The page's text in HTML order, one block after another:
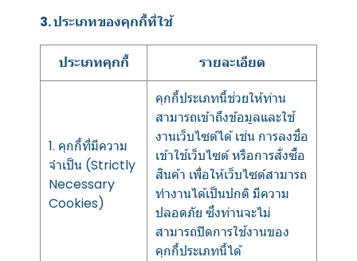
3. ประเภทของคุกกี้ที่ใช้
ประเภทคุกกี้ รายละเอียด
1. คุกกี้ที่มีความ
จำเป็น (Strictly
Necessary
Cookies)
คุกกี้ประเภทนี้ช่วยให้ท่าน
สามารถเข้าถึงข้อมูลและใช้
งานเว็บไซต์ได้ เช่น การลงชื่อ
เข้าใช้เว็บไซต์ หรือการสั่งซื้อ
สินค้า เพื่อให้เว็บไซต์สามารถ
ทำงานได้เป็นปกติ มีความ
ปลอดภัย ซึ่งท่านจะไม่
สามารถปิดการใช้งานของ
คุกกี้ประเภทนี้ได้